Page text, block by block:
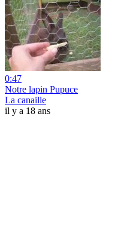
0:47
Notre lapin Pupuce
La canaille
il y a 18 ans